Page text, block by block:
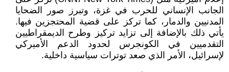
الجانب الإنساني للحرب في غزة، وتبرز صور الضحايا
المدنيين والدمار، كما تركز على قضية المحتجزين فيها.
يأتي ذلك بالإضافة إلى تزايد تركيز وطرح الديمقراطيين
التقدميين في الكونجرس لحدود الدعم الأميركي
لإسرائيل، الأمر الذي صعد توترات سياسية داخلية.